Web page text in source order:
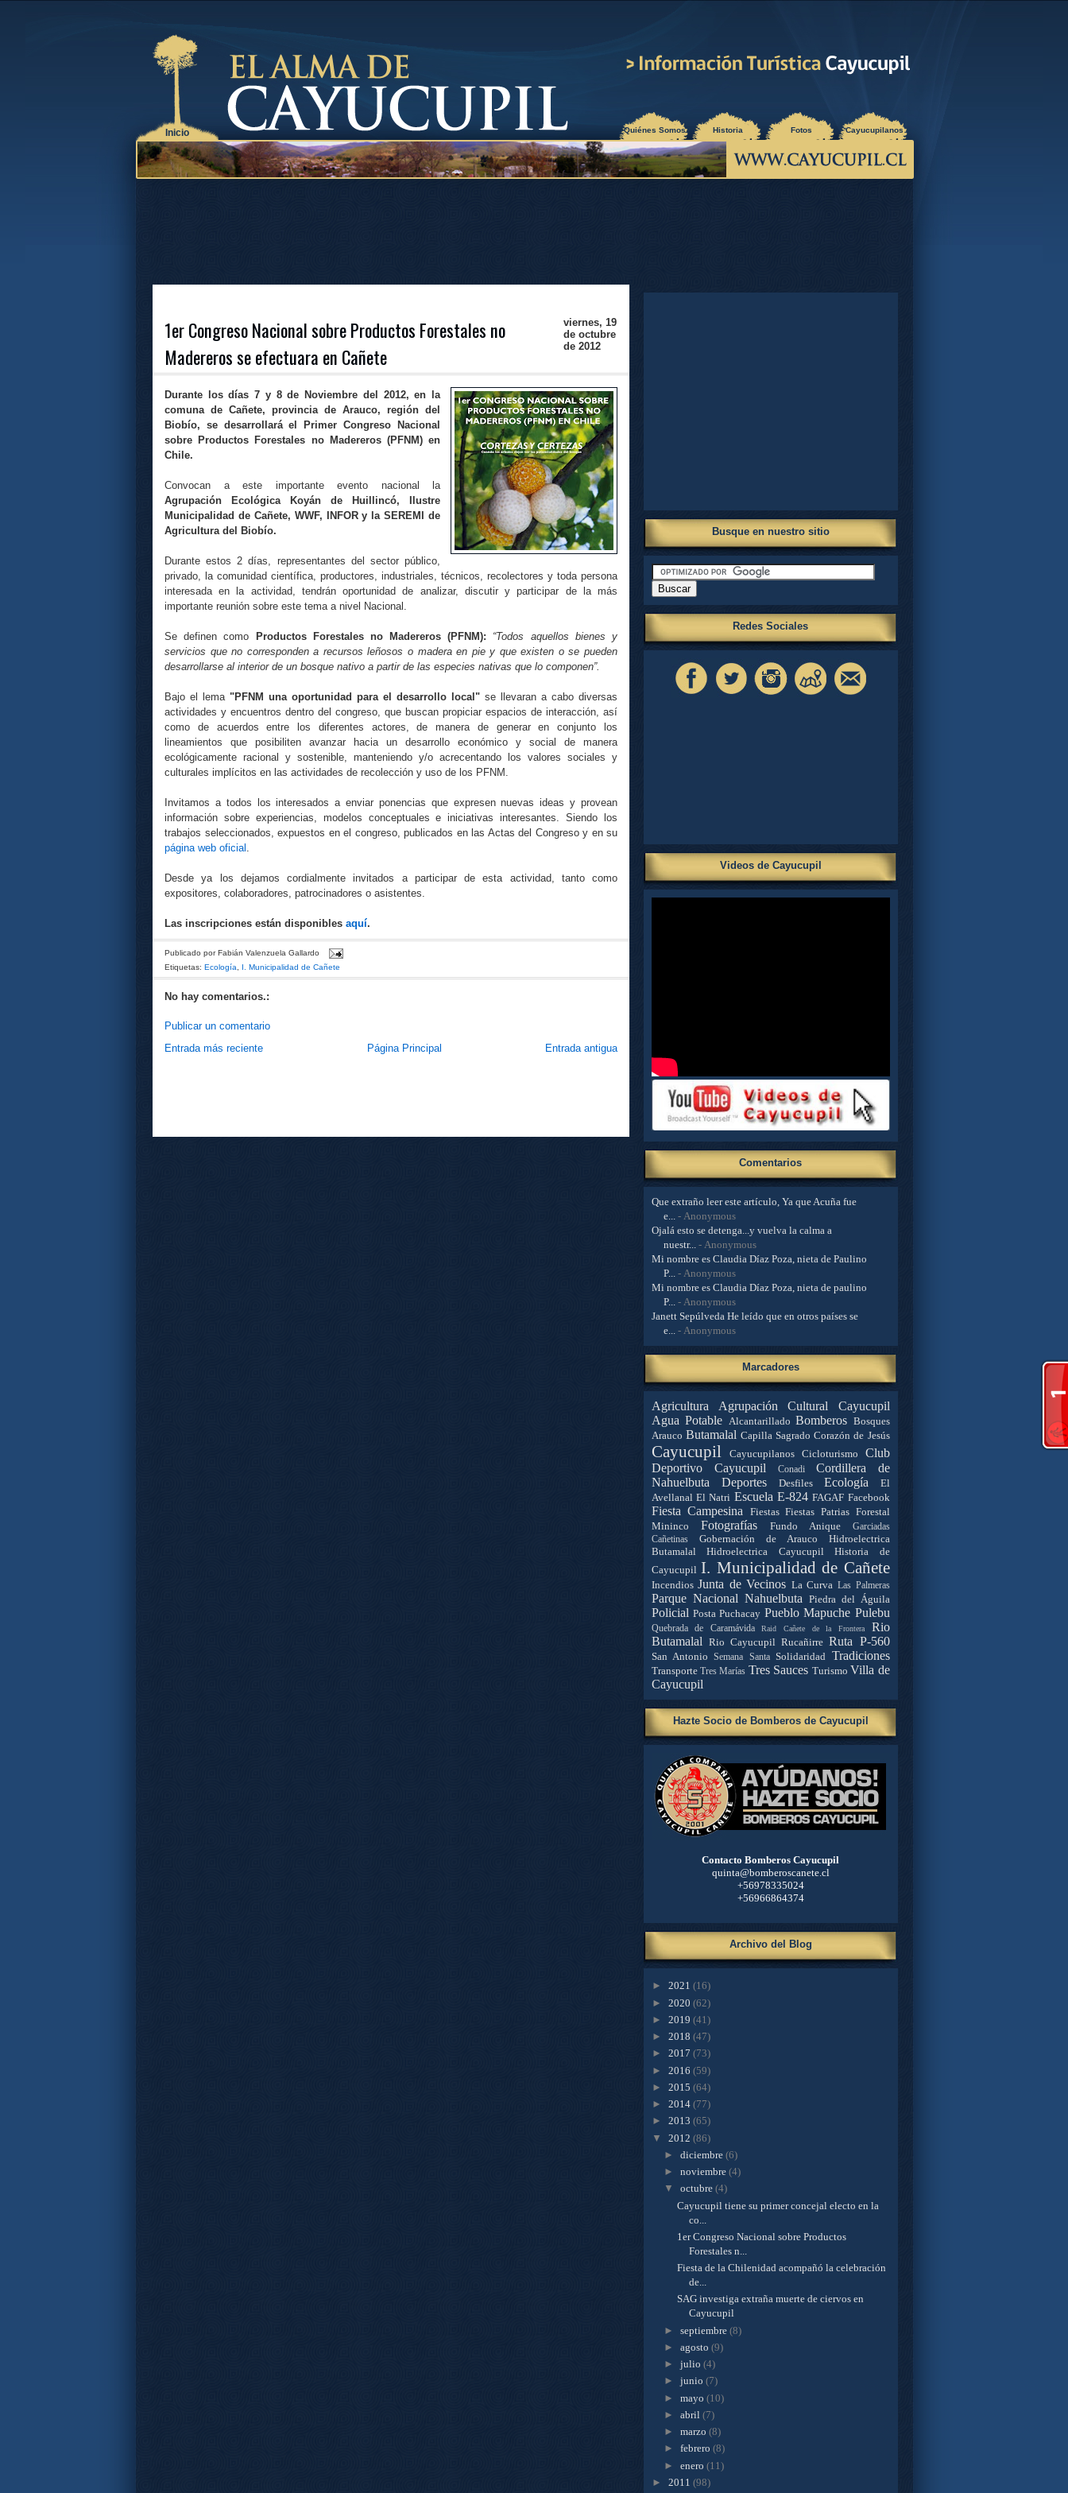
Inicio ¿Quiénes Somos? Historia Fotos Cayucupilanos
viernes, 19
de octubre
de 2012
1er Congreso Nacional sobre Productos Forestales no
Madereros se efectuara en Cañete
Durante los días 7 y 8 de Noviembre del 2012, en la
comuna de Cañete, provincia de Arauco, región del
Biobío, se desarrollará el Primer Congreso Nacional
sobre Productos Forestales no Madereros (PFNM) en
Chile.
Convocan a este importante evento nacional la
Agrupación Ecológica Koyán de Huillincó, Ilustre
Municipalidad de Cañete, WWF, INFOR y la SEREMI de
Agricultura del Biobío.
Durante estos 2 días, representantes del sector público,
privado, la comunidad científica, productores, industriales, técnicos, recolectores y toda persona
interesada en la actividad, tendrán oportunidad de analizar, discutir y participar de la más
importante reunión sobre este tema a nivel Nacional.
Se definen como Productos Forestales no Madereros (PFNM): “Todos aquellos bienes y
servicios que no corresponden a recursos leñosos o madera en pie y que existen o se pueden
desarrollarse al interior de un bosque nativo a partir de las especies nativas que lo componen”.
Bajo el lema "PFNM una oportunidad para el desarrollo local" se llevaran a cabo diversas
actividades y encuentros dentro del congreso, que buscan propiciar espacios de interacción, así
como de acuerdos entre los diferentes actores, de manera de generar en conjunto los
lineamientos que posibiliten avanzar hacia un desarrollo económico y social de manera
ecológicamente racional y sostenible, manteniendo y/o acrecentando los valores sociales y
culturales implícitos en las actividades de recolección y uso de los PFNM.
Invitamos a todos los interesados a enviar ponencias que expresen nuevas ideas y provean
información sobre experiencias, modelos conceptuales e iniciativas interesantes. Siendo los
trabajos seleccionados, expuestos en el congreso, publicados en las Actas del Congreso y en su
página web oficial .
Desde ya los dejamos cordialmente invitados a participar de esta actividad, tanto como
expositores, colaboradores, patrocinadores o asistentes.
Las inscripciones están disponibles aquí.
Publicado por Fabián Valenzuela Gallardo
Etiquetas: Ecología, I. Municipalidad de Cañete
No hay comentarios.:
Publicar un comentario
Entrada más reciente
Entrada antigua
Página Principal
Busque en nuestro sitio
Redes Sociales
Videos de Cayucupil
Comentarios
Que extraño leer este artículo, Ya que Acuña fue
e...- Anonymous
Ojalá esto se detenga...y vuelva la calma a
nuestr...- Anonymous
Mi nombre es Claudia Díaz Poza, nieta de Paulino
P...- Anonymous
Mi nombre es Claudia Díaz Poza, nieta de paulino
P...- Anonymous
Janett Sepúlveda He leído que en otros países se
e...- Anonymous
Marcadores
Agricultura
Agrupación Cultural Cayucupil
Agua Potable Alcantarillado Bomberos Bosques
Arauco Butamalal Capilla Sagrado Corazón de Jesús
Cayucupil Cayucupilanos Cicloturismo
Club
Deportivo Cayucupil
Conadi
Cordillera de
Nahuelbuta
Deportes Desfiles Ecología
El
Avellanal El Natri Escuela E-824 FAGAF Facebook
Fiesta Campesina Fiestas Fiestas Patrias Forestal
Mininco
Fotografías Fundo Anique
Garciadas
Cañetinas
Gobernación de Arauco
Hidroelectrica
Butamalal
Hidroelectrica Cayucupil
Historia de
Cayucupil I. Municipalidad de Cañete
Incendios Junta de Vecinos La Curva Las Palmeras
Parque Nacional Nahuelbuta Piedra del Águila
Policial Posta Puchacay Pueblo Mapuche Pulebu
Quebrada de Caramávida Raid Cañete de la Frontera
Rio
Butamalal Rio Cayucupil Rucañirre Ruta P-560
San Antonio Semana Santa Solidaridad Tradiciones
Transporte Tres Marías Tres Sauces Turismo Villa de
Cayucupil
Hazte Socio de Bomberos de Cayucupil
Contacto Bomberos Cayucupil
quinta@bomberoscanete.cl
+56978335024
+56966864374
Archivo del Blog
► 2021 (16)
► 2020 (62)
► 2019 (41)
► 2018 (47)
► 2017 (73)
► 2016 (59)
► 2015 (64)
► 2014 (77)
► 2013 (65)
▼ 2012 (86)
►diciembre(6)
►noviembre(4)
▼octubre(4)
Cayucupil tiene su primer concejal electo en la
co...
1er Congreso Nacional sobre Productos
Forestales n...
Fiesta de la Chilenidad acompañó la celebración
de...
SAG investiga extraña muerte de ciervos en
Cayucupil
►septiembre(8)
►agosto(9)
►julio(4)
►junio(7)
►mayo(10)
►abril(7)
►marzo(8)
►febrero(8)
►enero(11)
► 2011 (98)